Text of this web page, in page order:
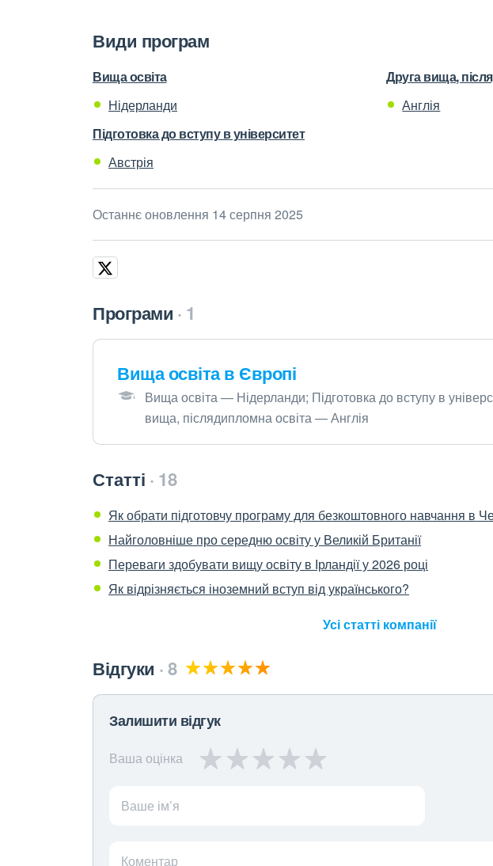
Види програм
Вища освіта
Нідерланди
Підготовка до вступу в університет
Австрія
Друга вища,
Англія
Останнє оновлення 14 серпня 2025
Програми 1
Вища освіта в Європі
Вища освіта — Нідерланди; Підготовка до вступу в
вища, післядипломна освіта — Англія
Статті 18
Як обрати підготовчу програму для безкоштовного навчання в
Найголовніше про середню освіту у Великій Британії
Переваги здобувати вищу освіту в Ірландії у 2026 році
Як відрізняється іноземний вступ від українського?
Усі статті компанії
Відгуки 8
Залишити відгук
Ваша оцінка
Ваше ім’я
Коментар